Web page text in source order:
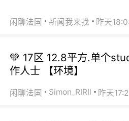
闲聊法国 新闻我来找 昨天
💚 17区 12.8平方.单个
作人士 【环境】
闲聊法国 Simon_RIRIl 昨天